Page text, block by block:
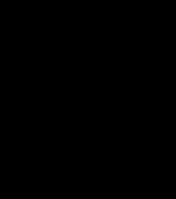
Profil und